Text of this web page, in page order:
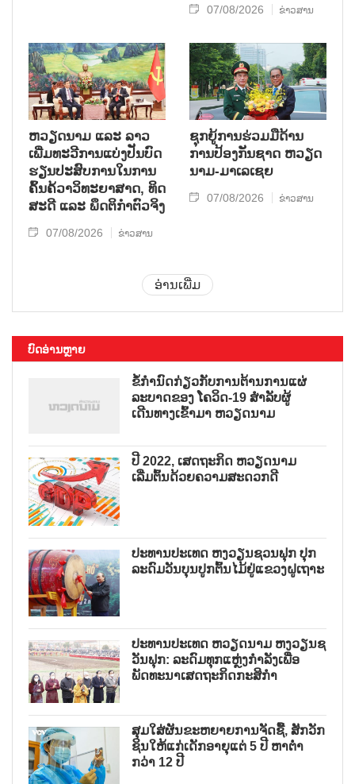
07/08/2026 ຂ່າວສານ
ຫວຽດ​ນາມ ແລະ ລາວ​
ເພີ່ມ​ທະ​ວີ​ການ​ແບ່​ງ​ປັນ​ບົດ​
ຮຽນ​ປະ​ສົບ​ການ​ໃນ​ການ​
ຄົ້ນ​ຄ້​ວາ​ວິ​ທະ​ຍາ​ສາດ, ທິດ​
ສະ​ດີ ແລະ ພຶດ​ຕິ​ກຳຕົວ​ຈິງ
07/08/2026 ຂ່າວສານ
ຊຸກ​ຍູ້​ການ​ຮ່ວມ​ມື​ດ້ານ​
ການ​ປ້ອງ​ກັນ​ຊາດ ຫວຽດ​
ນາມ-ມາ​ເລ​ເຊຍ
07/08/2026 ຂ່າວສານ
ອ່ານເພີ່ມ
ບົດອ່ານຫຼາຍ
ຂໍ້ກຳນົດກ່ຽວກັບການຕ້ານການແຜ່
ລະບາດຂອງ ໂຄວິດ-19 ສຳລັບຜູ້
ເດີນທາງເຂົ້າມາ ຫວຽດນາມ
ປີ 2022, ເສດຖະກິດ ຫວຽດນາມ
ເລີ່ມຕົ້ນດ້ວຍຄວາມສະດວກດີ
ປະທານປະເທດ ຫງວຽນຊວນຟຸກ ປຸກ
ລະດົມວັນບຸນປູກຕົ້ນໄມ້ຢູ່ແຂວງຝູເຖາະ
ປະທານປະເທດ ຫວຽດນາມ ຫງວຽນຊ
ວັນຟຸກ: ລະດົມທຸກແຫຼ່ງກຳລັງເພື່ອ
ພັດທະນາເສດຖະກິດກະສິກຳ
ສຸມໃສ່ຜັນຂະຫຍາຍການຈັດຊື້, ສັກວັກ
ຊິນໃຫ້ແກ່ເດັກອາຍຸແຕ່ 5 ປີ ຫາຕ່ຳ
ກວ່າ 12 ປີ